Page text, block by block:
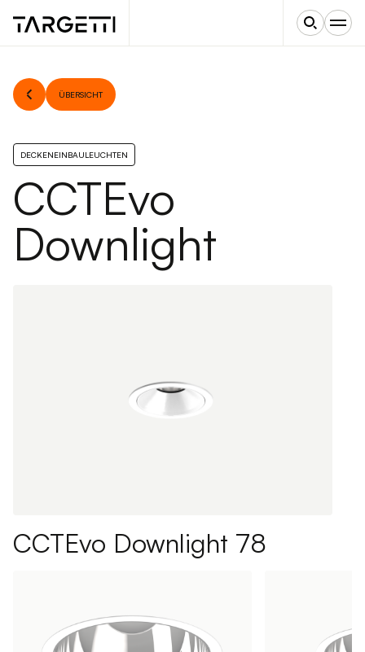
ÜBERSICHT
DECKENEINBAULEUCHTEN
CCTEvo
Downlight
CCTEvo Downlight 78